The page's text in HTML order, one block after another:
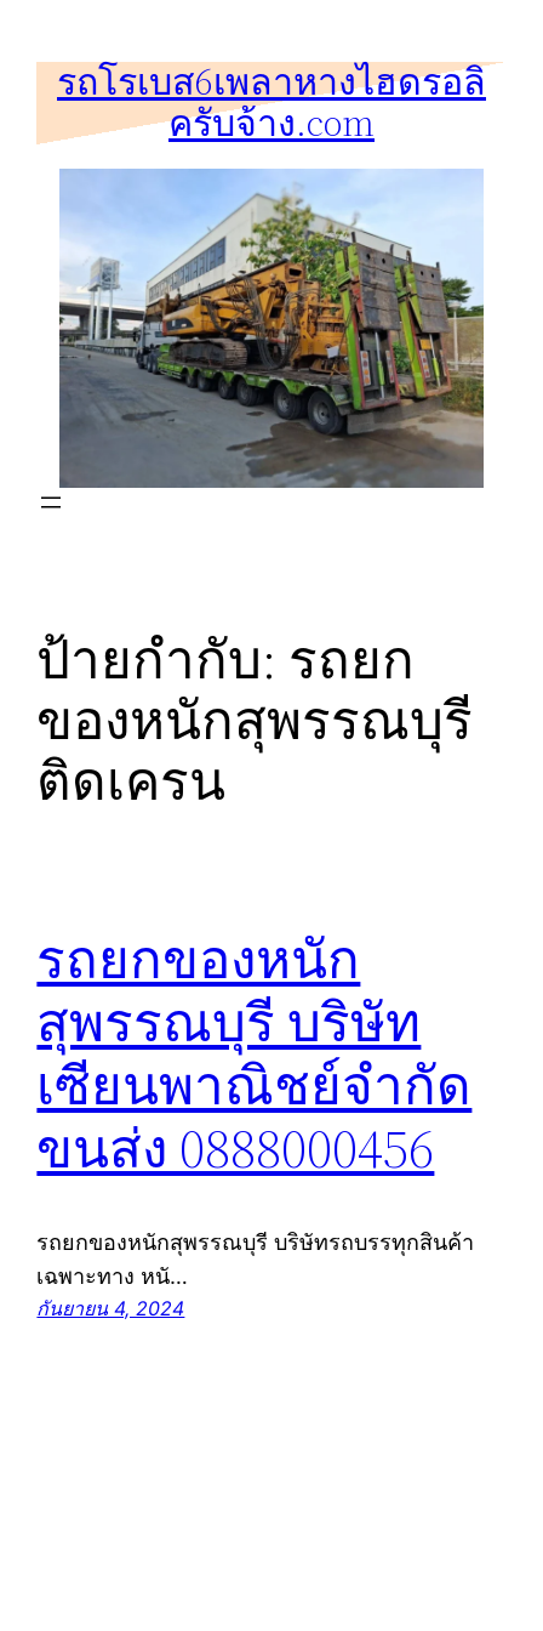
รถโรเบส6เพลาหางไฮดรอลิ
ครับจ้าง.com
ป้ายกำกับ: รถยก
ของหนักสุพรรณบุรี
ติดเครน
รถยกของหนัก
สุพรรณบุรี บริษัท
เซียนพาณิชย์จำกัด
ขนส่ง 0888000456
รถยกของหนักสุพรรณบุรี บริษัทรถบรรทุกสินค้า
เฉพาะทาง หนั…
กันยายน 4, 2024